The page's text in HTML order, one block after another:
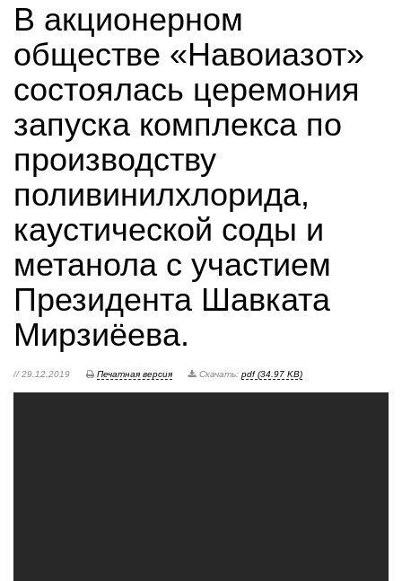
В акционерном
обществе «Навоиазот»
состоялась церемония
запуска комплекса по
производству
поливинилхлорида,
каустической соды и
метанола с участием
Президента Шавката
Мирзиёева.
// 29.12.2019 Печатная версия Скачать: pdf (34.97 KB)